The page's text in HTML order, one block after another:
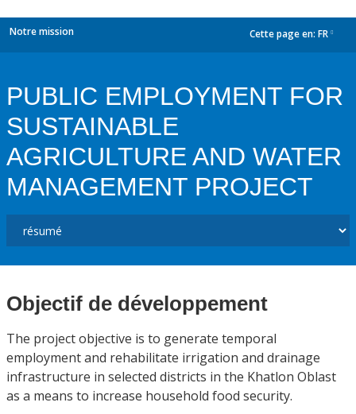
Notre mission Cette page en: FR
PUBLIC EMPLOYMENT FOR
SUSTAINABLE
AGRICULTURE AND WATER
MANAGEMENT PROJECT
Objectif de développement
The project objective is to generate temporal
employment and rehabilitate irrigation and drainage
infrastructure in selected districts in the Khatlon Oblast
as a means to increase household food security.